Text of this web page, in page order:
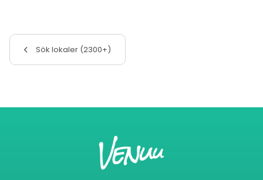
Sök lokaler (2300+)